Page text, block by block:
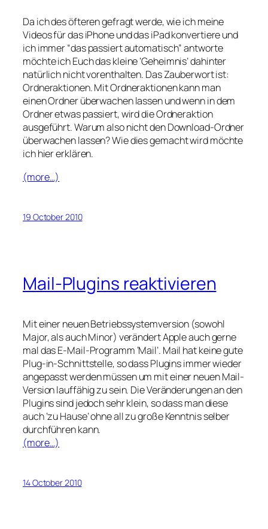
Da ich des öfteren gefragt werde, wie ich meine
Videos für das iPhone und das iPad konvertiere und
ich immer “das passiert automatisch” antworte
möchte ich Euch das kleine ‘Geheimnis’ dahinter
natürlich nicht vorenthalten. Das Zauberwort ist:
Ordneraktionen. Mit Ordneraktionen kann man
einen Ordner überwachen lassen und wenn in dem
Ordner etwas passiert, wird die Ordneraktion
ausgeführt. Warum also nicht den Download-Ordner
überwachen lassen? Wie dies gemacht wird möchte
ich hier erklären.
(more…)
19 October 2010
Mail-Plugins reaktivieren
Mit einer neuen Betriebssystemversion (sowohl
Major, als auch Minor) verändert Apple auch gerne
mal das E-Mail-Programm ‘Mail’. Mail hat keine gute
Plug-in-Schnittstelle, so dass Plugins immer wieder
angepasst werden müssen um mit einer neuen Mail-
Version lauffähig zu sein. Die Veränderungen an den
Plugins sind jedoch sehr klein, so dass man diese
auch ‘zu Hause’ ohne all zu große Kenntnis selber
durchführen kann.
(more…)
14 October 2010